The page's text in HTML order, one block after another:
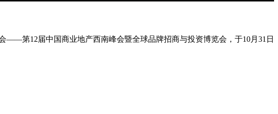
——第12届中国商业地产西南峰会暨全球品牌招商与投资博览会，于10月31日